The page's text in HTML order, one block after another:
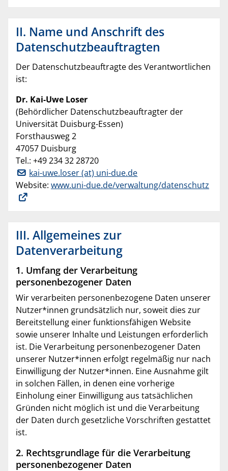
II. Name und Anschrift des
Datenschutzbeauftragten
Der Datenschutzbeauftragte des Verantwortlichen
ist:
Dr. Kai-Uwe Loser
(Behördlicher Datenschutzbeauftragter der
Universität Duisburg-Essen)
Forsthausweg 2
47057 Duisburg
Tel.: +49 234 32 28720
kai-uwe.loser (at) uni-due.de
Website: www.uni-due.de/verwaltung/datenschutz
III. Allgemeines zur
Datenverarbeitung
1. Umfang der Verarbeitung
personenbezogener Daten
Wir verarbeiten personenbezogene Daten unserer
Nutzer*innen grundsätzlich nur, soweit dies zur
Bereitstellung einer funktionsfähigen Website
sowie unserer Inhalte und Leistungen erforderlich
ist. Die Verarbeitung personenbezogener Daten
unserer Nutzer*innen erfolgt regelmäßig nur nach
Einwilligung der Nutzer*innen. Eine Ausnahme gilt
in solchen Fällen, in denen eine vorherige
Einholung einer Einwilligung aus tatsächlichen
Gründen nicht möglich ist und die Verarbeitung
der Daten durch gesetzliche Vorschriften gestattet
ist.
2. Rechtsgrundlage für die Verarbeitung
personenbezogener Daten